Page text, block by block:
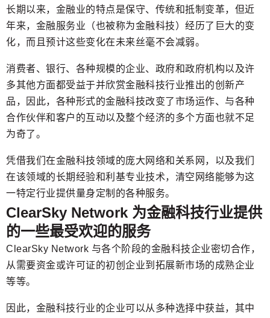
长期以来，金融业的特点是保守、传统和抵制变革，但近
年来，金融服务业（也被称为金融科技）经历了巨大的变
化，而且预计这些变化在未来丝毫不会减弱。
消费者、银行、各种规模的企业、政府和政府机构以及许
多其他方面都受益于并欣赏金融科技行业推出的创新产
品，因此，各种形式的金融科技改变了市场运作、与各种
合作伙伴和客户的互动以及整个经济的多个方面也就不足
为奇了。
凭借我们在金融科技领域的庞大网络和关系网，以及我们
在该领域的长期经验和利基专业技术，清空网络能够为这
一特定行业提供量身定制的各种服务。
ClearSky Network 为金融科技行业提供
的一些最受欢迎的服务
ClearSky Network 与各个阶段的金融科技企业密切合作，
从需要资金或许可证的初创企业到拓展新市场的成熟企业
等等。
因此，金融科技行业的企业可以从多种选择中获益，其中